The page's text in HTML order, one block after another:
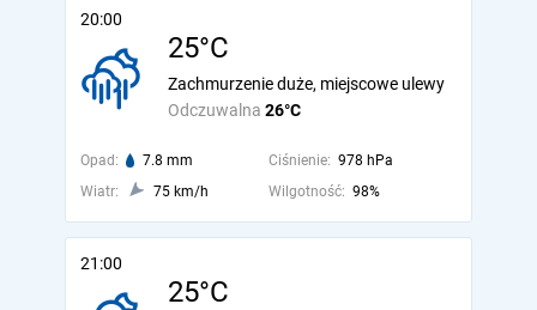
20:00
25°C
Odczuwalna 26°C
Zachmurzenie duże, miejscowe ulewy
Opad: 7.8 mm Ciśnienie: 978 hPa
Wiatr:
75 km/h Wilgotność: 98%
21:00
25°C